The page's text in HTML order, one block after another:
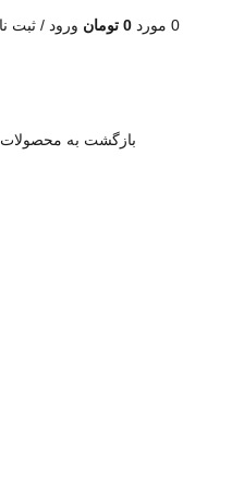
0 مورد 0 تومان ورود / ثبت
بازگشت به محصولات